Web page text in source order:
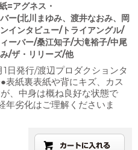
=アグネス・
ー(北川まゆみ、渡井なおみ、岡
インタビュー/トライアングル/
ーバー/桑江知子/大滝裕子/中尾
/ザ・リリーズ/他
日発行/渡辺プロダクションタ
表紙裏表紙や背にキズ、カス
、中身は概ね良好な状態で
年劣化はご理解くださいま